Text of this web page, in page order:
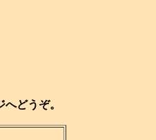
どうぞ。